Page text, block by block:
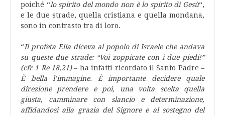
poiché “lo spirito del mondo non è lo spirito di Gesù“,
e le due strade, quella cristiana e quella mondana,
sono in contrasto tra di loro.
“Il profeta Elia diceva al popolo di Israele che andava
su queste due strade: “Voi zoppicate con i due piedi!”
(cfr 1 Re 18,21)– ha infatti ricordato il Santo Padre –
È bella l’immagine. È importante decidere quale
direzione prendere e poi, una volta scelta quella
giusta, camminare con slancio e determinazione,
affidandosi alla grazia del Signore e al sostegno del